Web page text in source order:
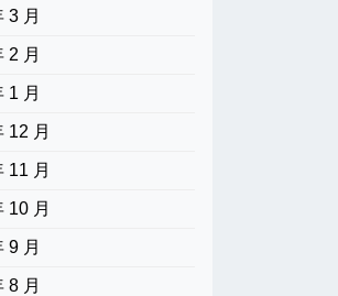
3 月
2 月
1 月
12 月
11 月
10 月
9 月
8 月